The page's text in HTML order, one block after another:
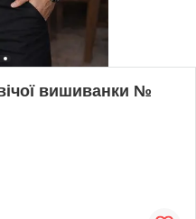
вишиванки №